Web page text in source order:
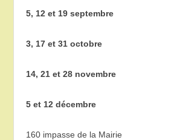
5, 12 et 19 septembre
3, 17 et 31 octobre
14, 21 et 28 novembre
5 et 12 décembre
160 impasse de la Mairie